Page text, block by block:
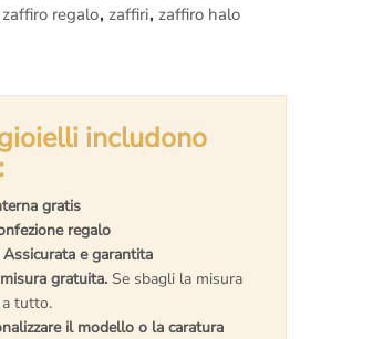
regalo, zaffiri, zaffiro halo
includono
gratis
regalo
Assicurata e garantita
gratuita. Se sbagli la misura
tutto.
il modello o la caratura